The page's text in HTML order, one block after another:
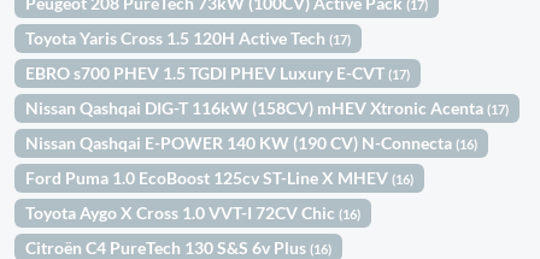
(17)
Toyota Yaris Cross 1.5 120H Active Tech(17)
EBRO s700 PHEV 1.5 TGDI PHEV Luxury E-CVT(17)
Nissan Qashqai DIG-T 116kW (158CV) mHEV Xtronic Acenta(17)
Nissan Qashqai E-POWER 140 KW (190 CV) N-Connecta(16)
Ford Puma 1.0 EcoBoost 125cv ST-Line X MHEV(16)
Toyota Aygo X Cross 1.0 VVT-I 72CV Chic(16)
Citroën C4 PureTech 130 S&S 6v Plus(16)